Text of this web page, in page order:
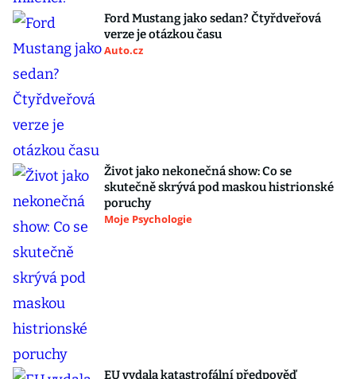
Ford Mustang jako sedan? Čtyřdveřová
verze je otázkou času
Auto.cz
Život jako nekonečná show: Co se
skutečně skrývá pod maskou histrionské
poruchy
Moje Psychologie
EU vydala katastrofální předpověď